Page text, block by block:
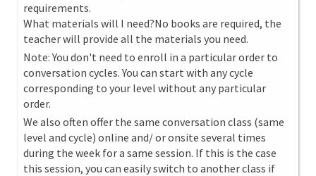
requirements.
What materials will I need?No books are required, the
teacher will provide all the materials you need.
Note: You don't need to enroll in a particular order to
conversation cycles. You can start with any cycle
corresponding to your level without any particular
order.
We also often offer the same conversation class (same
level and cycle) online and/ or onsite several times
during the week for a same session. If this is the case
this session, you can easily switch to another class if